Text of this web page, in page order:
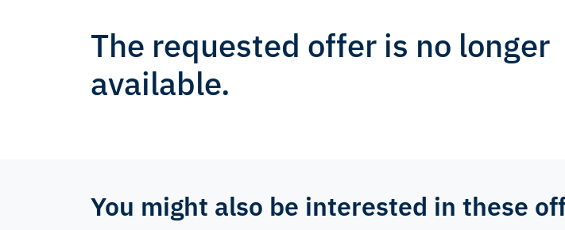
The requested offer is no longer
available.
You might also be interested in these